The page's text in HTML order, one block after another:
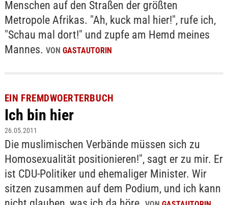
Menschen auf den Straßen der größten
Metropole Afrikas. "Ah, kuck mal hier!", rufe ich,
"Schau mal dort!" und zupfe am Hemd meines
Mannes. VON GASTAUTORIN
EIN FREMDWOERTERBUCH
Ich bin hier
26.05.2011
Die muslimischen Verbände müssen sich zu
Homosexualität positionieren!", sagt er zu mir. Er
ist CDU-Politiker und ehemaliger Minister. Wir
sitzen zusammen auf dem Podium, und ich kann